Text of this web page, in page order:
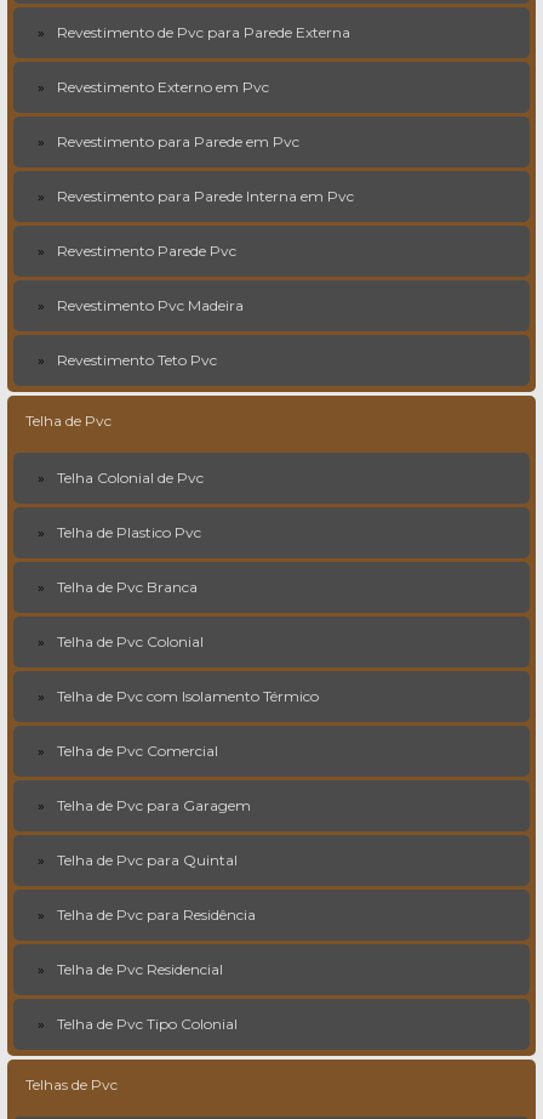
Revestimento de Pvc para Parede Externa
Revestimento Externo em Pvc
Revestimento para Parede em Pvc
Revestimento para Parede Interna em Pvc
Revestimento Parede Pvc
Revestimento Pvc Madeira
Revestimento Teto Pvc
Telha de Pvc
Telha Colonial de Pvc
Telha de Plastico Pvc
Telha de Pvc Branca
Telha de Pvc Colonial
Telha de Pvc com Isolamento Térmico
Telha de Pvc Comercial
Telha de Pvc para Garagem
Telha de Pvc para Quintal
Telha de Pvc para Residência
Telha de Pvc Residencial
Telha de Pvc Tipo Colonial
Telhas de Pvc